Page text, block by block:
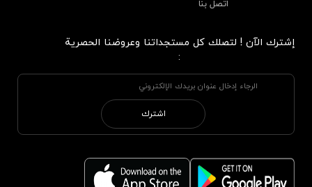
اتصل بنا
إشترك الآن ! لتصلك كل مستجداتنا وعروضنا الحصرية
:
اشترك